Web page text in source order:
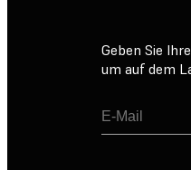
Geben Sie
um auf dem